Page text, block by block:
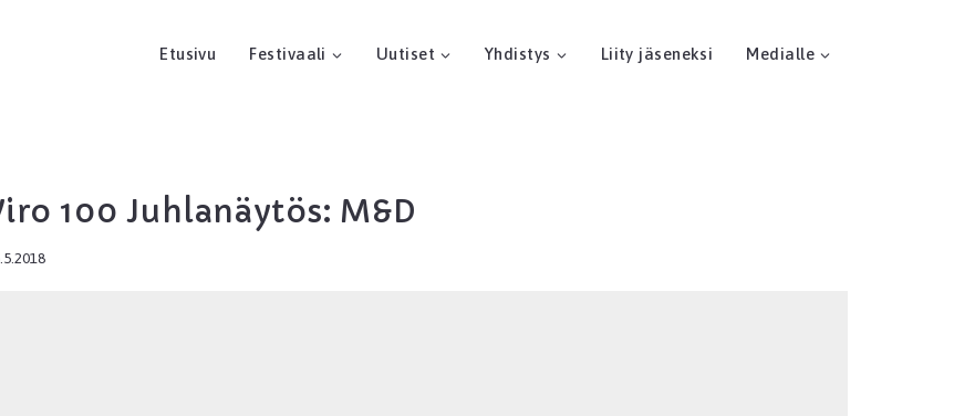
Etusivu Festivaali Uutiset Yhdistys Liity jäseneksi Medialle
100 Juhlanäytös: M&D